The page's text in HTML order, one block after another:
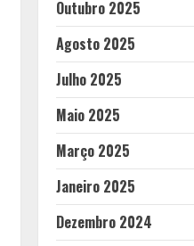
Outubro 2025
Agosto 2025
Julho 2025
Maio 2025
Março 2025
Janeiro 2025
Dezembro 2024